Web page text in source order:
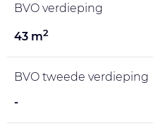
BVO verdieping
43 m2
BVO tweede verdieping
-